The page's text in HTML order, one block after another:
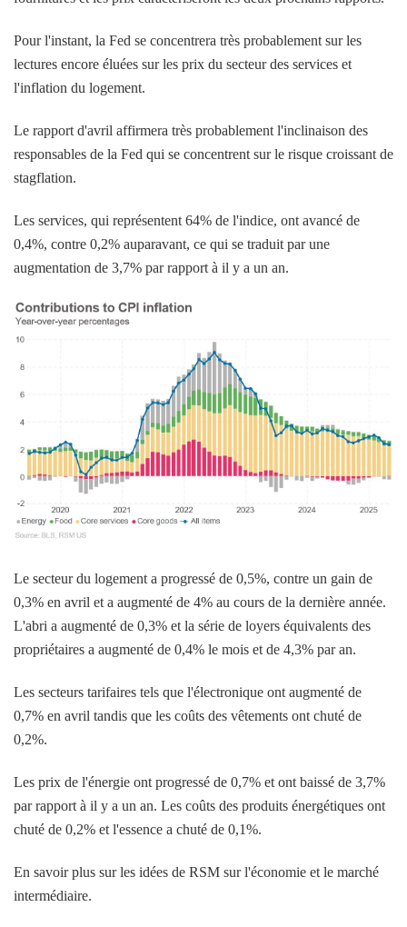
Pour l'instant, la Fed se concentrera très probablement sur les
lectures encore éluées sur les prix du secteur des services et
l'inflation du logement.
Le rapport d'avril affirmera très probablement l'inclinaison des
responsables de la Fed qui se concentrent sur le risque croissant de
stagflation.
Les services, qui représentent 64% de l'indice, ont avancé de
0,4%, contre 0,2% auparavant, ce qui se traduit par une
augmentation de 3,7% par rapport à il y a un an.
Le secteur du logement a progressé de 0,5%, contre un gain de
0,3% en avril et a augmenté de 4% au cours de la dernière année.
L'abri a augmenté de 0,3% et la série de loyers équivalents des
propriétaires a augmenté de 0,4% le mois et de 4,3% par an.
Les secteurs tarifaires tels que l'électronique ont augmenté de
0,7% en avril tandis que les coûts des vêtements ont chuté de
0,2%.
Les prix de l'énergie ont progressé de 0,7% et ont baissé de 3,7%
par rapport à il y a un an. Les coûts des produits énergétiques ont
chuté de 0,2% et l'essence a chuté de 0,1%.
En savoir plus sur les idées de RSM sur l'économie et le marché
intermédiaire.